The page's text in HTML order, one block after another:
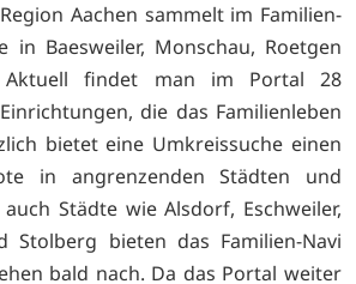
Aachen sammelt im Familien-
in Baesweiler, Monschau, Roetgen
Aktuell findet man im Portal 28
die das Familienleben
bietet eine Umkreissuche einen
in angrenzenden Städten und
Städte wie Alsdorf, Eschweiler,
Stolberg bieten das Familien-Navi
bald nach. Da das Portal weiter